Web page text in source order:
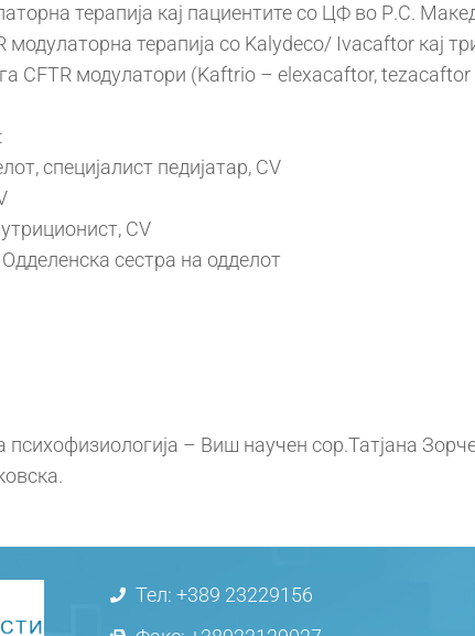
терапија кај пациентите со ЦФ во Р.С.
терапија со Kalydeco/ Ivacaftor кај
CFTR модулатори (Kaftrio – elexacaftor, tezacaftor
специјалист педијатар, CV
CV
сестра на одделот
– Виш научен сор.Татјана
Тел: +389 23229156